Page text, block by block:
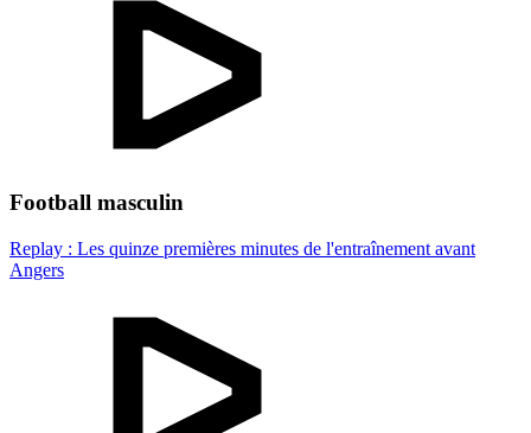
Football masculin
Replay : Les quinze premières minutes de l'entraînement avant
Angers